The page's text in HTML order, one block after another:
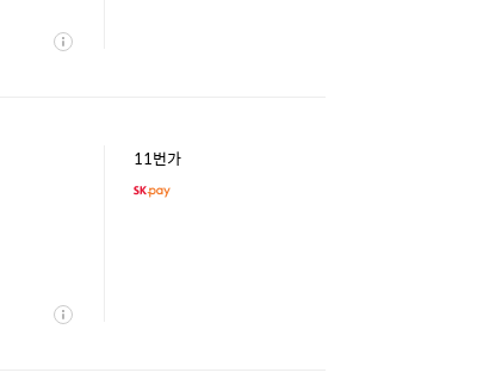
상
11번가
상